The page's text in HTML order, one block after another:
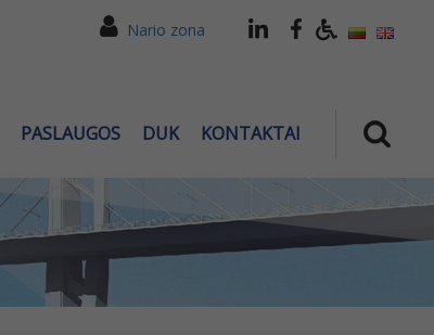
Nario zona
PASLAUGOS DUK KONTAKTAI